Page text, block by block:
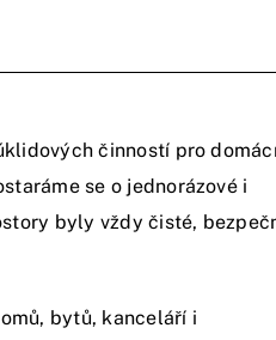
činností pro
se o jednorázové i
byly vždy čisté,
bytů, kanceláří i